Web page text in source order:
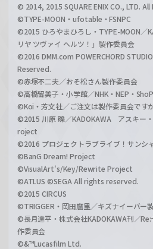
© 2014, 2015 SQUARE ENIX CO., LTD.
©TYPE-MOON・ufotable・FSNPC
©2015 ひろやまひろし・TYPE-MOON／
リヤ ツヴァイ ヘルツ！」製作委員会
©2016 DMM.com POWERCHORD
Reserved.
©赤塚不二夫／おそ松さん製作委員会
©高橋留美子・小学館／NHK・NEP・
©Koi・芳文社／ご注文は製作委員会です
©2015 川原 礫／KADOKAWA アスキー
roject
©2016 プロジェクトラブライブ！サンシ
©BanG Dream! Project
©VisualArt's/Key/Rewrite Project
©ATLUS ©SEGA All rights reserved.
©2015 CIRCUS
©TRIGGER・岡田麿里／キズナイーバー
©長月達平・株式会社KADOKAWA刊／
作委員会
©&™Lucasfilm Ltd.